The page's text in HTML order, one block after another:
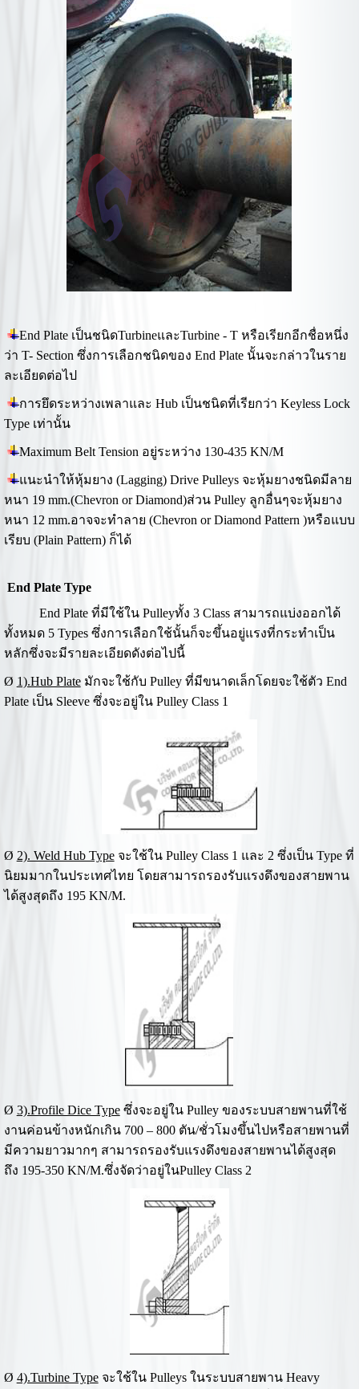
End Plate เป็นชนิดTurbineและTurbine - T หรือเรียกอีกชื่อหนึ่ง
ว่า T- Section ซึ่งการเลือกชนิดของ End Plate นั้นจะกล่าวในราย
ละเอียดต่อไป
การยึดระหว่างเพลาและ Hub เป็นชนิดที่เรียกว่า Keyless Lock
Type เท่านั้น
Maximum Belt Tension อยู่ระหว่าง 130-435 KN/M
แนะนำให้หุ้มยาง (Lagging) Drive Pulleys จะหุ้มยางชนิดมีลาย
หนา 19 mm.(Chevron or Diamond)ส่วน Pulley ลูกอื่นๆจะหุ้มยาง
หนา 12 mm.อาจจะทำลาย (Chevron or Diamond Pattern )หรือแบบ
เรียบ (Plain Pattern) ก็ได้
End Plate Type
End Plate ที่มีใช้ใน Pulleyทั้ง 3 Class สามารถแบ่งออกได้
ทั้งหมด 5 Types ซึ่งการเลือกใช้นั้นก็จะขึ้นอยู่แรงที่กระทำเป็น
หลักซึ่งจะมีรายละเอียดดังต่อไปนี้
Ø 1).Hub Plateมักจะใช้กับ Pulley ที่มีขนาดเล็กโดยจะใช้ตัว End
Plate เป็น Sleeve ซึ่งจะอยู่ใน Pulley Class 1
Ø 2). Weld Hub Typeจะใช้ใน Pulley Class 1 และ 2 ซึ่งเป็น Type ที่
นิยมมากในประเทศไทย โดยสามารถรองรับแรงดึงของสายพาน
ได้สูงสุดถึง 195 KN/M.
Ø 3).Profile Dice Typeซึ่งจะอยู่ใน Pulley ของระบบสายพานที่ใช้
งานค่อนข้างหนักเกิน 700 – 800 ตัน/ชั่วโมงขึ้นไปหรือสายพานที่
มีความยาวมากๆ สามารถรองรับแรงดึงของสายพานได้สูงสุด
ถึง 195-350 KN/M.ซึ่งจัดว่าอยู่ในPulley Class 2
Ø 4).Turbine Typeจะใช้ใน Pulleys ในระบบสายพาน Heavy